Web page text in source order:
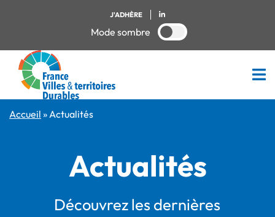
J'ADHÈRE
Mode sombre
Accueil »Actualités
Actualités
Découvrez les dernières